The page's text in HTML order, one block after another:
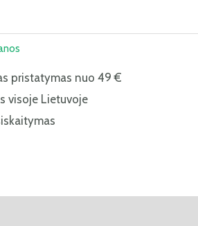
pristatymas nuo 49 €
visoje Lietuvoje